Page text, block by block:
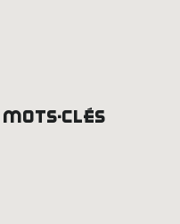
clés